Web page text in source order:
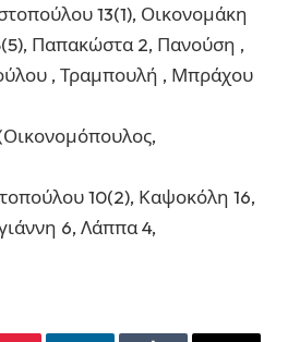
13(1), Οικονομάκη
Παπακώστα 2, Πανούση ,
, Τραμπουλή , Μπράχου
10(2), Καψοκόλη 16,
6, Λάππα 4,